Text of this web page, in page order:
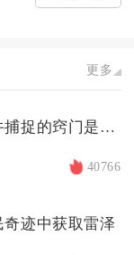
更多
疯狂动物园彩虹牛捕捉的窍门是什么
40766
迹中获取雷泽